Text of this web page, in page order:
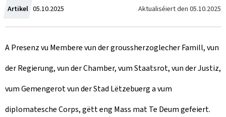
Artikel C
r
e
a
t
e
05.10.2025 Aktualiséiert den 05.10.2025
A Presenz vu Membere vun der groussherzoglecher Famill, vun
der Regierung, vun der Chamber, vum Staatsrot, vun der Justiz,
vum Gemengerot vun der Stad Lëtzebuerg a vum
diplomatesche Corps, gëtt eng Mass mat Te Deum gefeiert.